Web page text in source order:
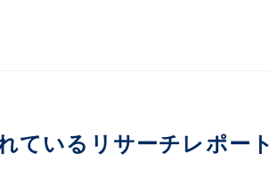
ているリサーチレポート